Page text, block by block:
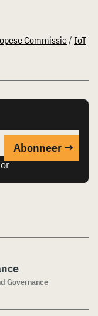
Commissie/ IoT
Governance